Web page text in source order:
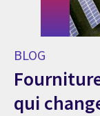
BLOG
qui